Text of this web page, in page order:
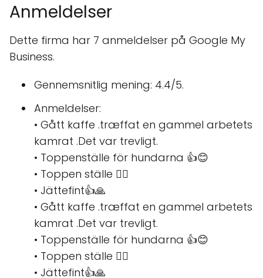
Anmeldelser
Dette firma har 7 anmeldelser på Google My
Business.
Gennemsnitlig mening: 4.4/5.
Anmeldelser:
• Gått kaffe .træffat en gammel arbetets
kamrat .Det var trevligt.
• Toppenställe för hundarna 👍😊
• Toppen ställe 👍🏼
• Jättefint👍🙏
• Gått kaffe .træffat en gammel arbetets
kamrat .Det var trevligt.
• Toppenställe för hundarna 👍😊
• Toppen ställe 👍🏼
• Jättefint👍🙏